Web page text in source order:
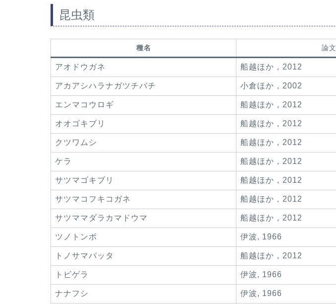
昆虫類
種名 論文
アオドウガネ 船越ほか，2012
アカアシハラナガツチバチ 小倉ほか，2002
エンマコウロギ 船越ほか，2012
オオゴキブリ 船越ほか，2012
クツワムシ 船越ほか，2012
ケラ 船越ほか，2012
サツマゴキブリ 船越ほか，2012
サツマコフキコガネ 船越ほか，2012
サツママダラカマドウマ 船越ほか，2012
ツノトンボ 伊波, 1966
トノサマバッタ 船越ほか，2012
トビゲラ 伊波, 1966
ナナフシ 伊波, 1966